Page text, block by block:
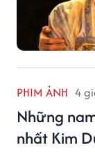
PHIM ẢNH 4
Những
nhất Kim